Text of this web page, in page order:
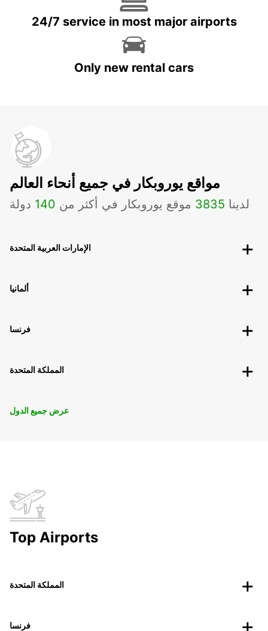
24/7 service in most major airports
Only new rental cars
مواقع يوروبكار في جميع أنحاء العالم
لدينا 3835 موقع يوروبكار في أكثر من 140 دولة
الإمارات العربية المتحدة
ألمانيا
فرنسا
المملكة المتحدة
عرض جميع الدول
Top Airports
المملكة المتحدة
فرنسا